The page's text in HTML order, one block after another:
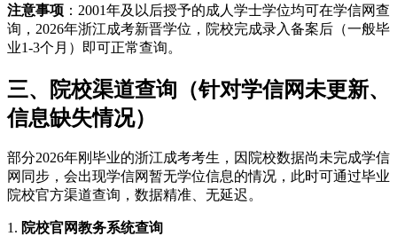
注意事项 ：2001年及以后授予的成人学士学位均可在学信网查
询，2026年浙江成考新晋学位，院校完成录入备案后（一般毕
业1-3个月）即可正常查询。
三、院校渠道查询（针对学信网未更新、
信息缺失情况）
部分2026年刚毕业的浙江成考考生，因院校数据尚未完成学信
网同步，会出现学信网暂无学位信息的情况，此时可通过毕业
院校官方渠道查询，数据精准、无延迟。
1. 院校官网教务系统查询